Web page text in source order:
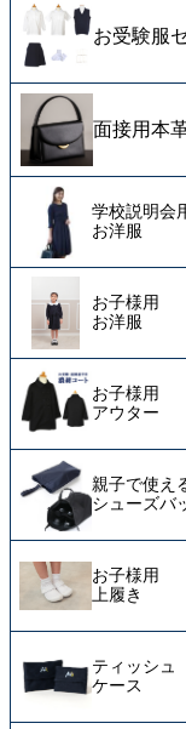
お受験服
面接用本
学校説明会
お洋服
お子様用
お洋服
お子様用
アウター
親子で使え
シューズバ
お子様用
上履き
ティッシュ
ケース